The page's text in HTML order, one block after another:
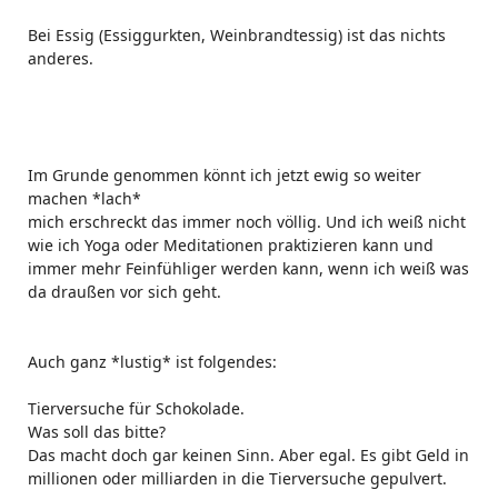
Bei Essig (Essiggurkten, Weinbrandtessig) ist das nichts
anderes.
Im Grunde genommen könnt ich jetzt ewig so weiter
machen *lach*
mich erschreckt das immer noch völlig. Und ich weiß nicht
wie ich Yoga oder Meditationen praktizieren kann und
immer mehr Feinfühliger werden kann, wenn ich weiß was
da draußen vor sich geht.
Auch ganz *lustig* ist folgendes:
Tierversuche für Schokolade.
Was soll das bitte?
Das macht doch gar keinen Sinn. Aber egal. Es gibt Geld in
millionen oder milliarden in die Tierversuche gepulvert.